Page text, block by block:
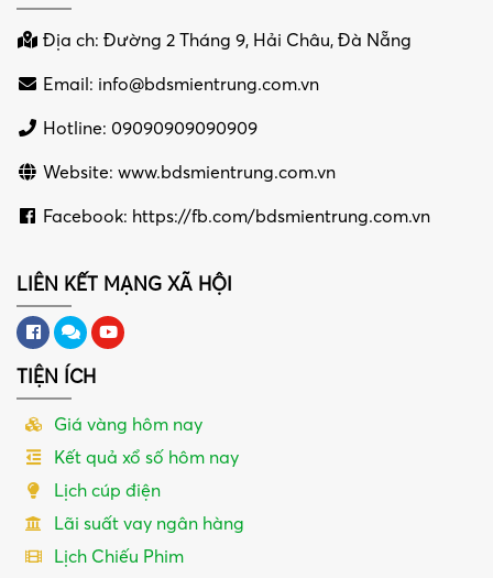
Địa ch: Đường 2 Tháng 9, Hải Châu, Đà Nẵng
Email: info@bdsmientrung.com.vn
Hotline: 09090909090909
Website: www.bdsmientrung.com.vn
Facebook: https://fb.com/bdsmientrung.com.vn
LIÊN KẾT MẠNG XÃ HỘI
TIỆN ÍCH
Giá vàng hôm nay
Kết quả xổ số hôm nay
Lịch cúp điện
Lãi suất vay ngân hàng
Lịch Chiếu Phim